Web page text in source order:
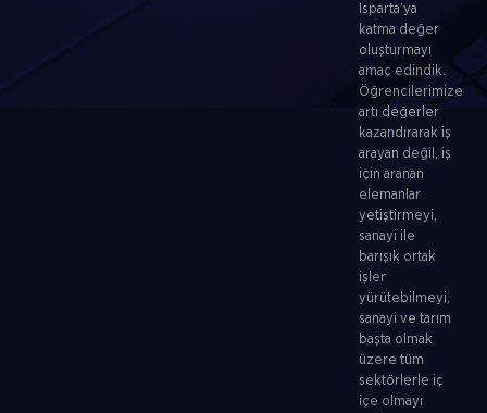
Isparta’ya
katma değer
oluşturmayı
amaç edindik.
Öğrencilerimize
artı değerler
kazandırarak iş
arayan değil, iş
için aranan
elemanlar
yetiştirmeyi,
sanayi ile
barışık ortak
işler
yürütebilmeyi,
sanayi ve tarım
başta olmak
üzere tüm
sektörlerle iç
içe olmayı